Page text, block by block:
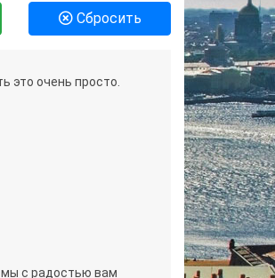
Сбросить
это очень просто.
мы с радостью вам